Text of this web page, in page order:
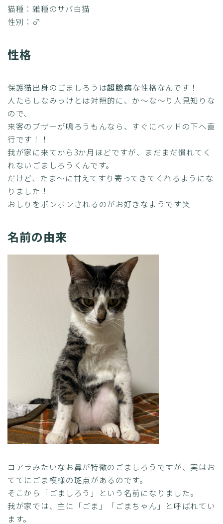
猫種：雑種のサバ白猫
性別：♂
性格
保護猫出身のごましろうは超臆病な性格なんです！
人たらしなみっけとは対照的に、か～な～り人見知りな
ので、
来客のブザーが鳴ろうもんなら、すぐにベッドの下へ直
行です！！
我が家に来てから3か月ほどですが、まだまだ慣れてく
れないごましろうくんです。
だけど、たま～に甘えてすり寄ってきてくれるようにな
りました！
おしりをポンポンされるのがお好きなようです笑
名前の由来
コアラみたいなお鼻が特徴のごましろうですが、実はお
ててにごま模様の斑点があるのです。
そこから「ごましろう」という名前になりました。
我が家では、主に「ごま」「ごまちゃん」と呼ばれてい
ます。